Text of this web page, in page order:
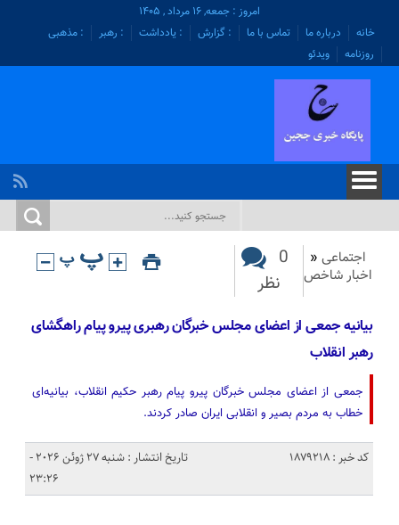
امروز : جمعه, ۱۶ مرداد , ۱۴۰۵
خانه
درباره ما تماس با ما : گزارش : یادداشت : رهبر
: مذهبی
روزنامه
ویدئو
اجتماعی «
اخبار شاخص
0
نظر
بیانیه جمعی از اعضای مجلس خبرگان رهبری پیرو پیام راهگشای
رهبر انقلاب
جمعی از اعضای مجلس خبرگان پیرو پیام رهبر حکیم انقلاب، بیانیه‌ای
خطاب به مردم بصیر و انقلابی ایران صادر کردند.
کد خبر : 1879218
تاریخ انتشار : شنبه 27 ژوئن 2026 -
23:26